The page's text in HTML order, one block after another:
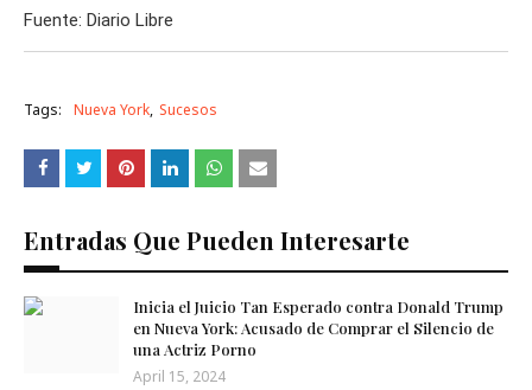
Fuente: Diario Libre
Tags: Nueva York Sucesos
Entradas Que Pueden Interesarte
Inicia el Juicio Tan Esperado contra Donald Trump
en Nueva York: Acusado de Comprar el Silencio de
una Actriz Porno
April 15, 2024